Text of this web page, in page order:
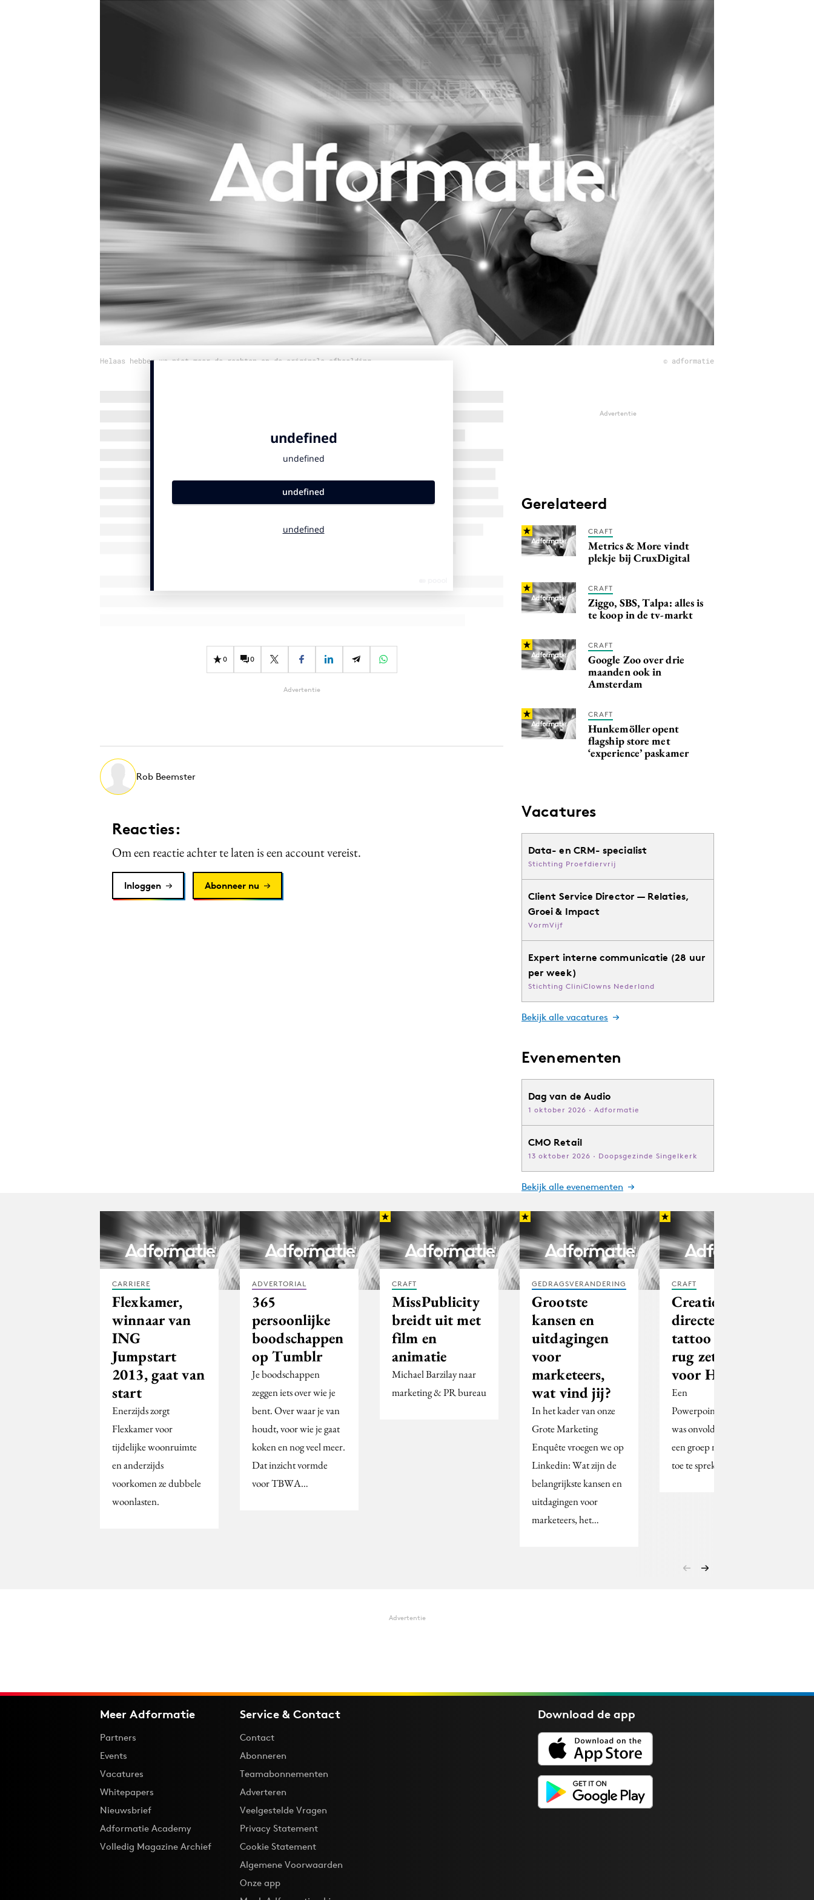
Influencer marketing
Interne communicatie
Purpose Marketing
Reputatie & crisis
Helaas hebben we niet meer de rechten op de originele afbeelding © adformatie
0 0
Advertentie
Rob Beemster
Reacties:
Om een reactie achter te laten is een account vereist.
Inloggen Abonneer nu
Advertentie
Gerelateerd
CRAFT
Metrics & More vindt
plekje bij CruxDigital
CRAFT
Ziggo, SBS, Talpa: alles is
te koop in de tv-markt
CRAFT
Google Zoo over drie
maanden ook in
Amsterdam
CRAFT
Hunkemöller opent
flagship store met
‘experience’ paskamer
Vacatures
Data- en CRM- specialist
Stichting Proefdiervrij
Client Service Director — Relaties,
Groei & Impact
VormVijf
Expert interne communicatie (28 uur
per week)
Stichting CliniClowns Nederland
Bekijk alle vacatures
Evenementen
Dag van de Audio
1 oktober 2026 · Adformatie
CMO Retail
13 oktober 2026 · Doopsgezinde Singelkerk
Bekijk alle evenementen
CARRIERE
Flexkamer,
winnaar van
ING
Jumpstart
2013, gaat van
start
Enerzijds zorgt
Flexkamer voor
tijdelijke woonruimte
en anderzijds
voorkomen ze dubbele
woonlasten.
ADVERTORIAL
365
persoonlijke
boodschappen
op Tumblr
Je boodschappen
zeggen iets over wie je
bent. Over waar je van
houdt, voor wie je gaat
koken en nog veel meer.
Dat inzicht vormde
voor TBWA…
CRAFT
MissPublicity
breidt uit met
film en
animatie
Michael Barzilay naar
marketing & PR bureau
GEDRAGSVERANDERING
Grootste
kansen en
uitdagingen
voor
marketeers,
wat vind jij?
In het kader van onze
Grote Marketing
Enquête vroegen we op
Linkedin: Wat zijn de
belangrijkste kansen en
uitdagingen voor
marketeers, het…
CRAFT
Creatief
directeur laat
tattoo op zijn
rug zetten
voor Heineken
Een
Powerpointpresentatie
was onvoldoende om
een groep marketeers
toe te spreken, vond hij.
Advertentie
Meer Adformatie
Partners
Events
Vacatures
Whitepapers
Nieuwsbrief
Adformatie Academy
Volledig Magazine Archief
Service & Contact
Contact
Abonneren
Teamabonnementen
Adverteren
Veelgestelde Vragen
Privacy Statement
Cookie Statement
Algemene Voorwaarden
Onze app
Download deapp